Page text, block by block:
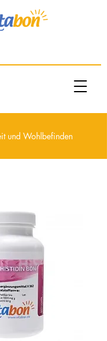
und Wohlbefinden